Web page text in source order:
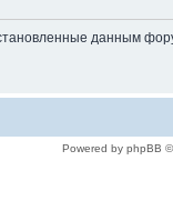
данным
Powered by phpBB